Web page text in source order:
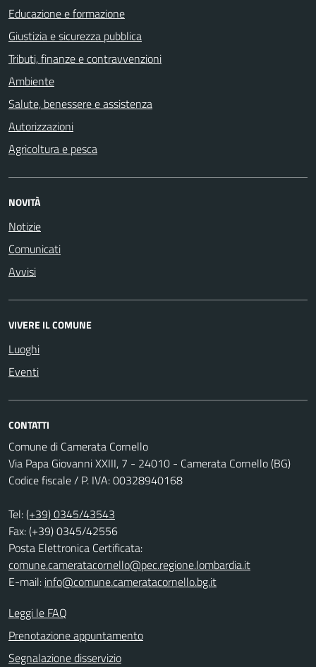
Educazione e formazione
Giustizia e sicurezza pubblica
Tributi, finanze e contravvenzioni
Ambiente
Salute, benessere e assistenza
Autorizzazioni
Agricoltura e pesca
NOVITÀ
Notizie
Comunicati
Avvisi
VIVERE IL COMUNE
Luoghi
Eventi
CONTATTI
Comune di Camerata Cornello
Via Papa Giovanni XXIII, 7 - 24010 - Camerata Cornello (BG)
Codice fiscale / P. IVA: 00328940168
Tel:(+39) 0345/43543
Fax: (+39) 0345/42556
Posta Elettronica Certificata:
comune.cameratacornello@pec.regione.lombardia.it
E-mail: info@comune.cameratacornello.bg.it
Leggi le FAQ
Prenotazione appuntamento
Segnalazione disservizio